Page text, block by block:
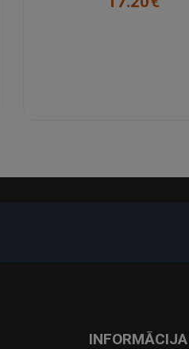
INFORMĀCIJA